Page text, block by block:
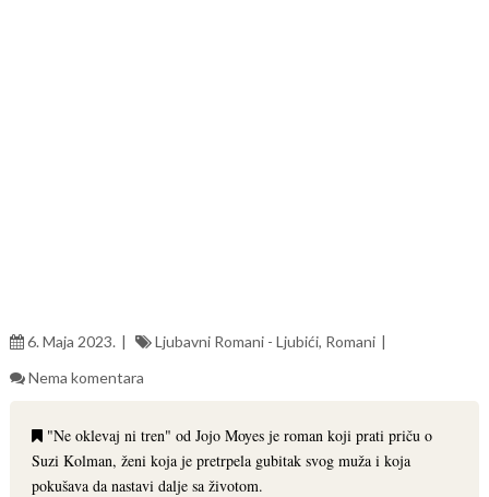
6. Maja 2023. Ljubavni Romani - Ljubići, Romani
Nema komentara
"Ne oklevaj ni tren" od Jojo Moyes je roman koji prati priču o
Suzi Kolman, ženi koja je pretrpela gubitak svog muža i koja
pokušava da nastavi dalje sa životom.